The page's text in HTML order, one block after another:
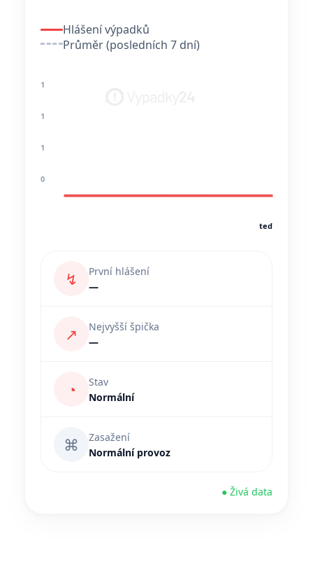
Hlášení výpadků
Průměr (posledních 7 dní)
1
1
1
0
teď
↯
První hlášení
—
↗
Nejvyšší špička
—
◔
Stav
Normální
⌘
Zasažení
Normální provoz
● Živá data